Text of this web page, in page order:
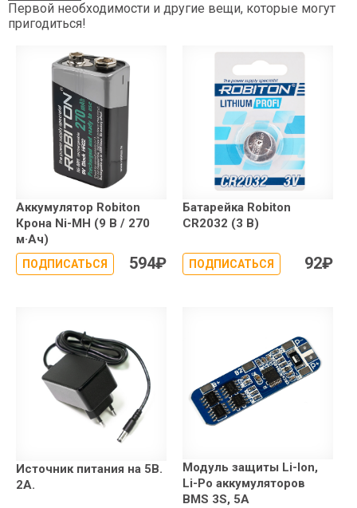
Первой необходимости и другие вещи, которые могут
пригодиться!
Аккумулятор Robiton
Крона Ni-MH (9 В / 270
м·Ач)
ПОДПИСАТЬСЯ 594₽
Батарейка Robiton
CR2032 (3 В)
ПОДПИСАТЬСЯ 92₽
Источник питания на 5В.
2А.
Модуль защиты Li-Ion,
Li-Po аккумуляторов
BMS 3S, 5A